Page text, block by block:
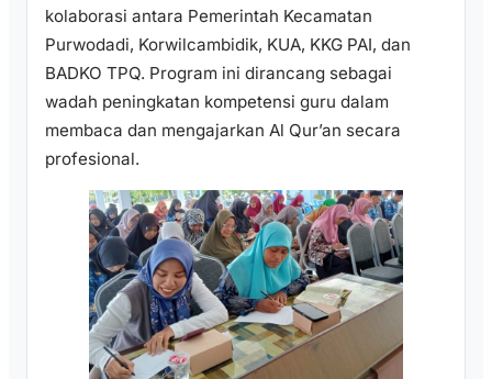
kolaborasi antara Pemerintah Kecamatan
Purwodadi, Korwilcambidik, KUA, KKG PAI, dan
BADKO TPQ. Program ini dirancang sebagai
wadah peningkatan kompetensi guru dalam
membaca dan mengajarkan Al Qur’an secara
profesional.